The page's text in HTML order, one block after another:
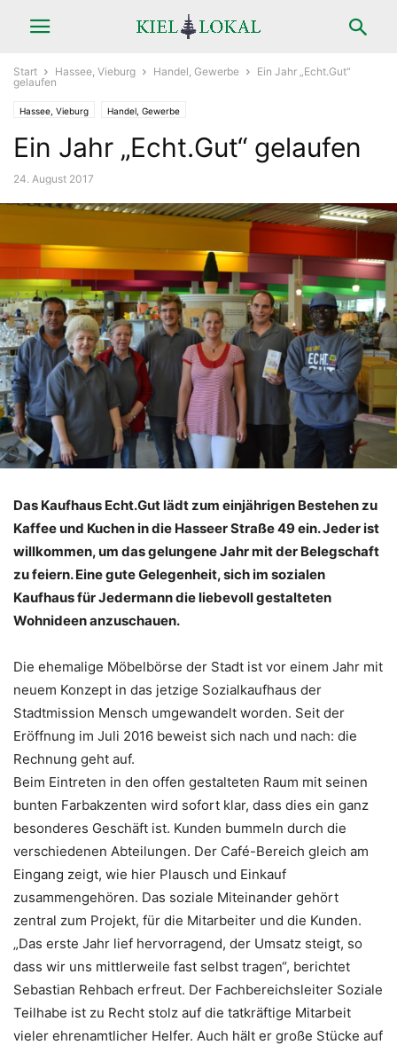
Start Hassee, Vieburg Handel, Gewerbe
Ein Jahr „Echt.Gut“
gelaufen
Hassee, Vieburg Handel, Gewerbe
Ein Jahr „Echt.Gut“ gelaufen
24. August 2017
Das Kaufhaus Echt.Gut lädt zum einjährigen Bestehen zu
Kaffee und Kuchen in die Hasseer Straße 49 ein. Jeder ist
willkommen, um das gelungene Jahr mit der Belegschaft
zu feiern. Eine gute Gelegenheit, sich im sozialen
Kaufhaus für Jedermann die liebevoll gestalteten
Wohnideen anzuschauen.
Die ehemalige Möbelbörse der Stadt ist vor einem Jahr mit
neuem Konzept in das jetzige Sozialkaufhaus der
Stadtmission Mensch umgewandelt worden. Seit der
Eröffnung im Juli 2016 beweist sich nach und nach: die
Rechnung geht auf.
Beim Eintreten in den offen gestalteten Raum mit seinen
bunten Farbakzenten wird sofort klar, dass dies ein ganz
besonderes Geschäft ist. Kunden bummeln durch die
verschiedenen Abteilungen. Der Café-Bereich gleich am
Eingang zeigt, wie hier Plausch und Einkauf
zusammengehören. Das soziale Miteinander gehört
zentral zum Projekt, für die Mitarbeiter und die Kunden.
„Das erste Jahr lief hervorragend, der Umsatz steigt, so
dass wir uns mittlerweile fast selbst tragen“, berichtet
Sebastian Rehbach erfreut. Der Fachbereichsleiter Soziale
Teilhabe ist zu Recht stolz auf die tatkräftige Mitarbeit
vieler ehrenamtlicher Helfer. Auch hält er große Stücke auf